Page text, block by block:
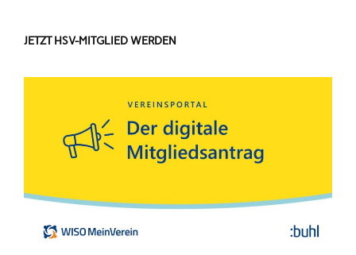
JETZT HSV-MITGLIED WERDEN